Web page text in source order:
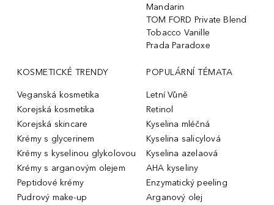
Mandarin
TOM FORD Private Blend
Tobacco Vanille
Prada Paradoxe
KOSMETICKÉ TRENDY
Veganská kosmetika
Korejská kosmetika
Korejská skincare
Krémy s glycerinem
Krémy s kyselinou glykolovou
Krémy s arganovým olejem
Peptidové krémy
Pudrový make-up
POPULÁRNÍ TÉMATA
Letní Vůně
Retinol
Kyselina mléčná
Kyselina salicylová
Kyselina azelaová
AHA kyseliny
Enzymatický peeling
Arganový olej